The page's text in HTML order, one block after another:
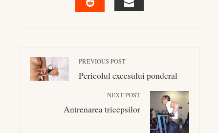
PREVIOUS POST
Pericolul excesului ponderal
NEXT POST
Antrenarea tricepsilor